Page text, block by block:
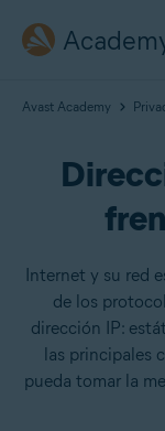
Avast Academy
Internet y su red
de los
dirección IP:
las principales
pueda tomar la